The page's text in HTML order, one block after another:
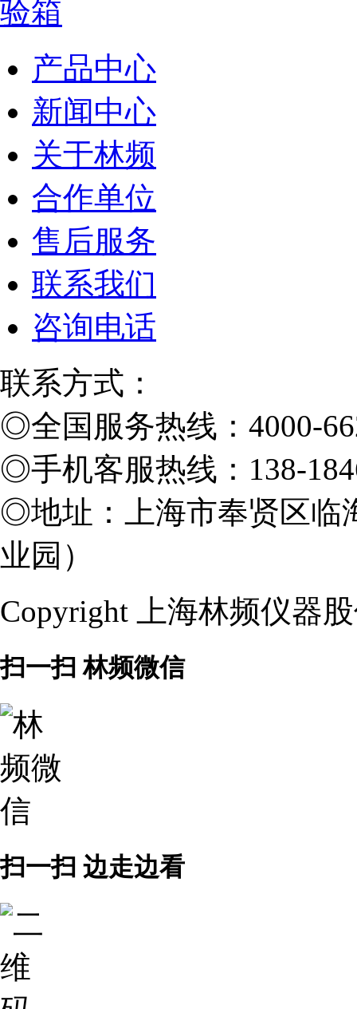
产品中心
新闻中心
关于林频
合作单位
售后服务
联系我们
咨询电话
联系方式：
◎全国服务热线：4000-
◎手机客服热线：138-
◎地址：上海市奉贤区临
业园）
Copyright 上海林频仪器
扫一扫 林频微信
扫一扫 边走边看